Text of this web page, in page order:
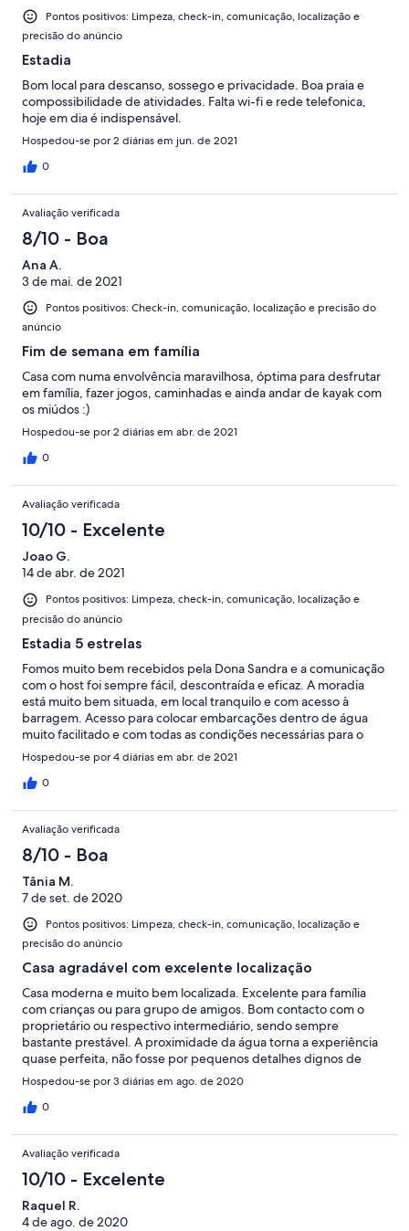
Pontos positivos: Limpeza, check-in, comunicação, localização e
precisão do anúncio
Estadia
Bom local para descanso, sossego e privacidade. Boa praia e
compossibilidade de atividades. Falta wi-fi e rede telefonica,
hoje em dia é indispensável.
Hospedou-se por 2 diárias em jun. de 2021
0
Avaliação verificada
8/10 - Boa
Ana A.
3 de mai. de 2021
Pontos positivos: Check-in, comunicação, localização e precisão do
anúncio
Fim de semana em família
Casa com numa envolvência maravilhosa, óptima para desfrutar
em família, fazer jogos, caminhadas e ainda andar de kayak com
os miúdos :)
Hospedou-se por 2 diárias em abr. de 2021
0
Avaliação verificada
10/10 - Excelente
Joao G.
14 de abr. de 2021
Pontos positivos: Limpeza, check-in, comunicação, localização e
precisão do anúncio
Estadia 5 estrelas
Fomos muito bem recebidos pela Dona Sandra e a comunicação
com o host foi sempre fácil, descontraída e eficaz. A moradia
está muito bem situada, em local tranquilo e com acesso à
barragem. Acesso para colocar embarcações dentro de água
muito facilitado e com todas as condições necessárias para o
efeito (facilidade de manobra, mangueira, rampa "natural" com
pouco declive). A casa está muito bem decorada e tem todos os
utensilios necessários, para cozinhar (bem apetrechada:
de exterior. Para além disso é confortável em todas as zonas da
habitação (exterior e interior). Aconselho esta casa sem hesitar!
Aproveito para agradecer aos hosts. Cumprimentos, João
Gaspar.
Hospedou-se por 4 diárias em abr. de 2021
0
Avaliação verificada
8/10 - Boa
Tânia M.
7 de set. de 2020
Pontos positivos: Limpeza, check-in, comunicação, localização e
precisão do anúncio
Casa agradável com excelente localização
Casa moderna e muito bem localizada. Excelente para família
com crianças ou para grupo de amigos. Bom contacto com o
proprietário ou respectivo intermediário, sendo sempre
bastante prestável. A proximidade da água torna a experiência
quase perfeita, não fosse por pequenos detalhes dignos de
registo, como: falta pontual de pequenos itens que fazem parte
do conforto básico da casa como alguns itens de cozinha, papel
higiénico e detergentes gerais de limpeza ou lavagem de mãos;
denota já um ligeiro desgaste e sinais de falta de manutenção,
sendo visíveis pequenas infiltrações em vários quartos vários
móveis ou equipamentos danificados. Só por estes pequenos
apontamentos não foi perfeito. Tencionamos repetir.
Hospedou-se por 3 diárias em ago. de 2020
0
Avaliação verificada
10/10 - Excelente
Raquel R.
4 de ago. de 2020